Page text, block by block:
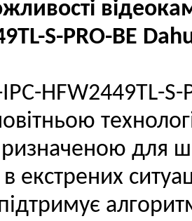
S-PRO-BE
HFW2449TL-S-
для
екстрених